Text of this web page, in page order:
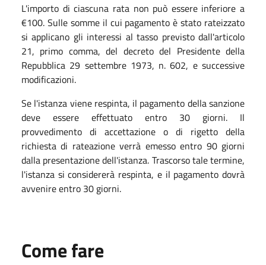
L'importo di ciascuna rata non può essere inferiore a
€100. Sulle somme il cui pagamento è stato rateizzato
si applicano gli interessi al tasso previsto dall'articolo
21, primo comma, del decreto del Presidente della
Repubblica 29 settembre 1973, n. 602, e successive
modificazioni.
Se l'istanza viene respinta, il pagamento della sanzione
deve essere effettuato entro 30 giorni. Il
provvedimento di accettazione o di rigetto della
richiesta di rateazione verrà emesso entro 90 giorni
dalla presentazione dell'istanza. Trascorso tale termine,
l'istanza si considererà respinta, e il pagamento dovrà
avvenire entro 30 giorni.
Come fare